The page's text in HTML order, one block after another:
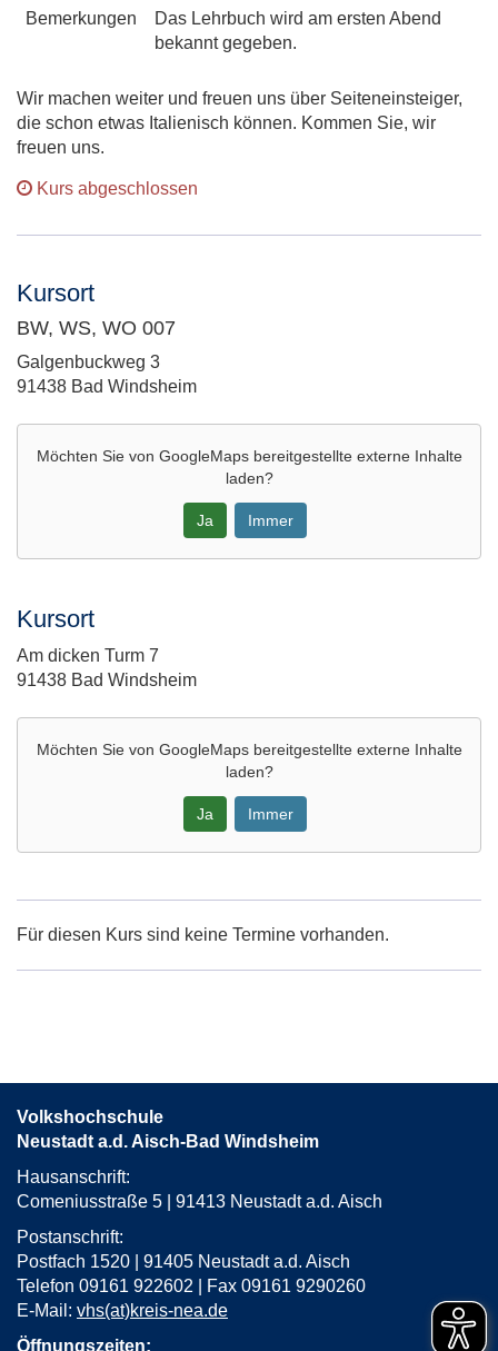
Bemerkungen
Das Lehrbuch wird am ersten Abend
bekannt gegeben.
Wir machen weiter und freuen uns über Seiteneinsteiger,
die schon etwas Italienisch können. Kommen Sie, wir
freuen uns.
Kurs abgeschlossen
Kursort
BW, WS, WO 007
Adresse:
Galgenbuckweg 3
91438 Bad Windsheim
Möchten Sie von GoogleMapsbereitgestellte externe Inhalte
laden?
Ja Immer
Maps
Karte
von
BW,
007
öffnen
Kursort
Adresse:
Am dicken Turm 7
91438 Bad Windsheim
Möchten Sie von GoogleMapsbereitgestellte externe Inhalte
laden?
Ja Immer
Maps
Karte
in
Für diesen Kurs sind keine Termine vorhanden.
Volkshochschule
Neustadt a.d. Aisch-Bad Windsheim
Hausanschrift:
Comeniusstraße 5 | 91413 Neustadt a.d. Aisch
Postanschrift:
Postfach 1520 | 91405 Neustadt a.d. Aisch
Telefon 09161 922602 | Fax 09161 9290260
E-Mail: vhs(at)kreis-nea.de
Öffnungszeiten: